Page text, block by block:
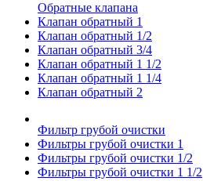
Обратные клапана
Клапан обратный 1
Клапан обратный 1/2
Клапан обратный 3/4
Клапан обратный 1 1/2
Клапан обратный 1 1/4
Клапан обратный 2
Фильтр грубой очистки
Фильтры грубой очистки 1
Фильтры грубой очистки 1/2
Фильтры грубой очистки 1 1/2